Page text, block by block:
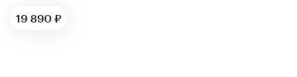
19 890 ₽